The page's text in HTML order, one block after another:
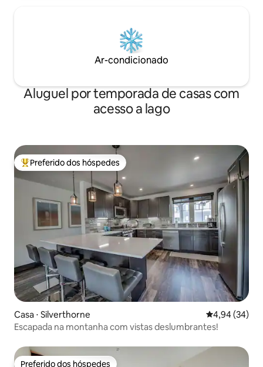
Ar-condicionado
Aluguel por temporada de casas com
acesso a lago
Entre os melhores preferidos dos hóspedes
Preferido dos hóspedes
Casa ⋅ Silverthorne 4,94 de uma
4,94 (34)
Escapada na montanha com vistas deslumbrantes!
Preferido dos hóspedes